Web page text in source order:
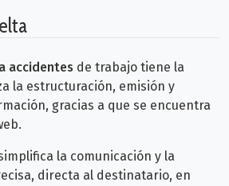
accidentes de trabajo tiene la
la estructuración, emisión y
gracias a que se encuentra
la comunicación y la
directa al destinatario, en